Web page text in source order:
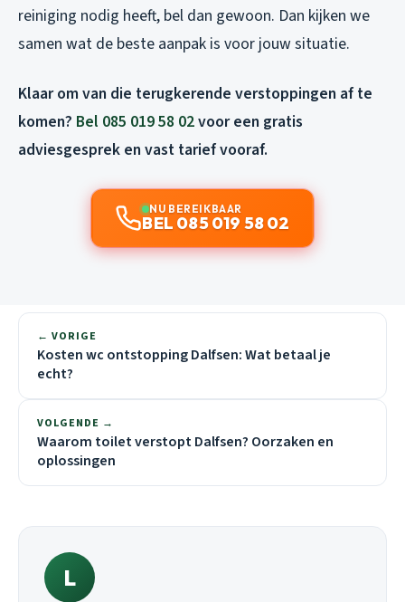
reiniging nodig heeft, bel dan gewoon. Dan kijken we
samen wat de beste aanpak is voor jouw situatie.
Klaar om van die terugkerende verstoppingen af te
komen? Bel 085 019 58 02voor een gratis
adviesgesprek en vast tarief vooraf.
NU BEREIKBAAR
BEL 085 019 58 02
← VORIGE
Kosten wc ontstopping Dalfsen: Wat betaal je
echt?
VOLGENDE →
Waarom toilet verstopt Dalfsen? Oorzaken en
oplossingen
L